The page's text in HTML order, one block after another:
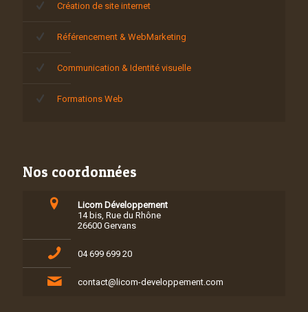
Création de site internet
Référencement & WebMarketing
Communication & Identité visuelle
Formations Web
Nos coordonnées
Licom Développement
14 bis, Rue du Rhône
26600 Gervans
04 699 699 20
contact@licom-developpement.com